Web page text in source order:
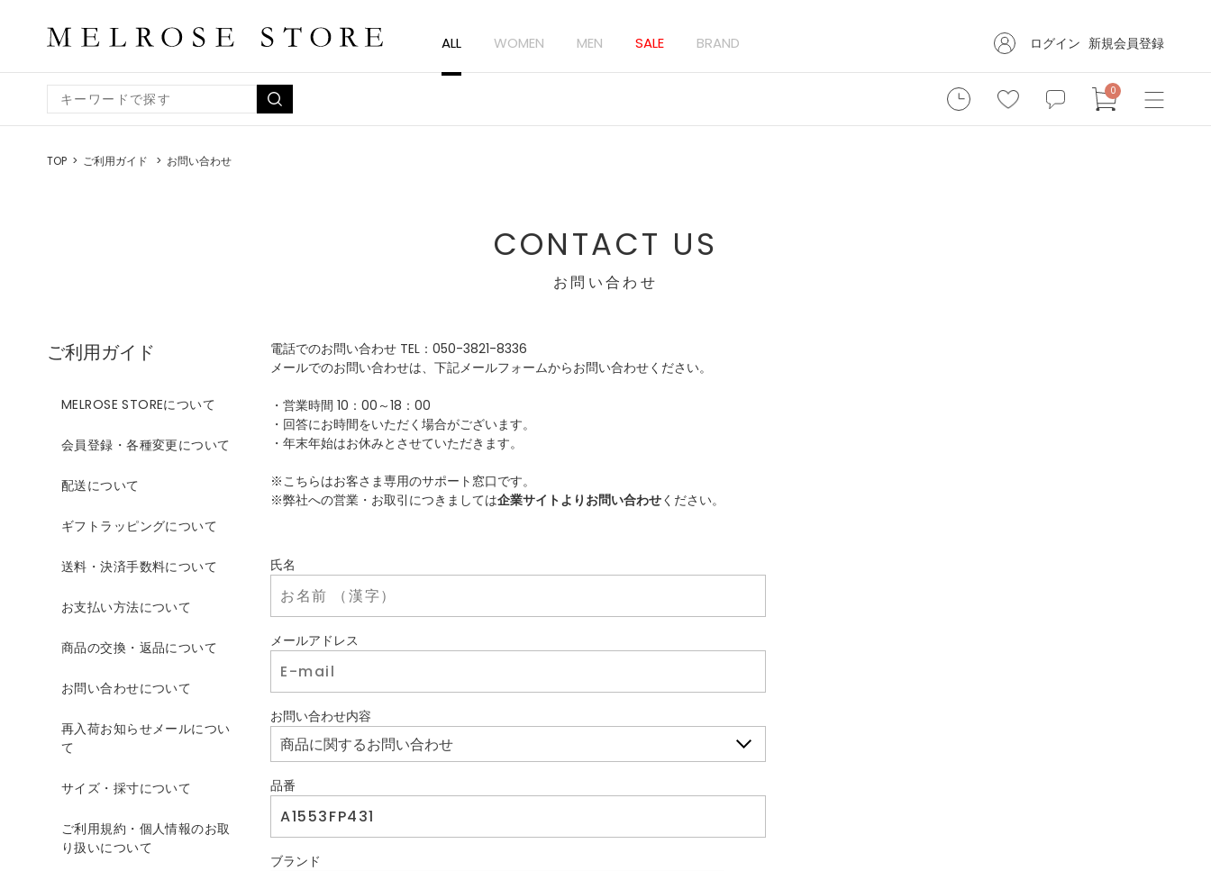
ALL WOMEN MEN SALE BRAND ログイン 新規会員登録
0
TOP ご利用ガイド お問い合わせ
CONTACT US
お問い合わせ
ご利用ガイド
MELROSE STOREについて
会員登録・各種変更について
配送について
ギフトラッピングについて
送料・決済手数料について
お支払い方法について
商品の交換・返品について
お問い合わせについて
再入荷お知らせメールについ
て
サイズ・採寸について
ご利用規約・個人情報のお取
り扱いについて
電話でのお問い合わせ TEL：050-3821-8336
メールでのお問い合わせは、下記メールフォームからお問い合わせください。
・営業時間 10：00～18：00
・回答にお時間をいただく場合がございます。
・年末年始はお休みとさせていただきます。
※こちらはお客さま専用のサポート窓口です。
※弊社への営業・お取引につきましては企業サイトよりお問い合わせください。
氏名
メールアドレス
お問い合わせ内容
品番
ブランド